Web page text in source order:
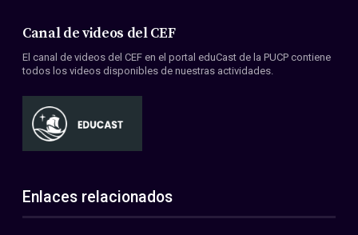
Canal de videos del CEF
El canal de videos del CEF en el portal eduCast de la PUCP contiene
todos los videos disponibles de nuestras actividades.
Enlaces relacionados